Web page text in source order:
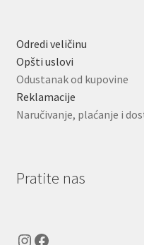
Odredi veličinu
Opšti uslovi
Odustanak od kupovine
Reklamacije
Naručivanje, plaćanje i
Pratite nas
Instagram
Facebook